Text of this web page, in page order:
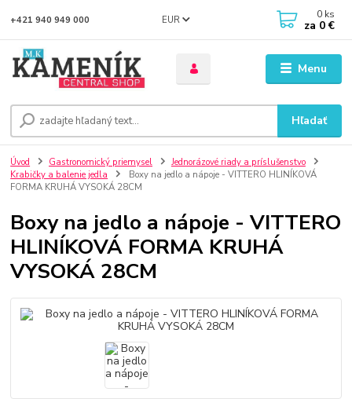
Menu
EUR
Hľadať
+421 940 949 000 0 ks
za 0 €
Úvod Gastronomický priemysel
Jednorázové riady a príslušenstvo
Krabičky a balenie jedla
Boxy na jedlo a nápoje - VITTERO HLINÍKOVÁ
FORMA KRUHÁ VYSOKÁ 28CM
Boxy na jedlo a nápoje - VITTERO
HLINÍKOVÁ FORMA KRUHÁ
VYSOKÁ 28CM